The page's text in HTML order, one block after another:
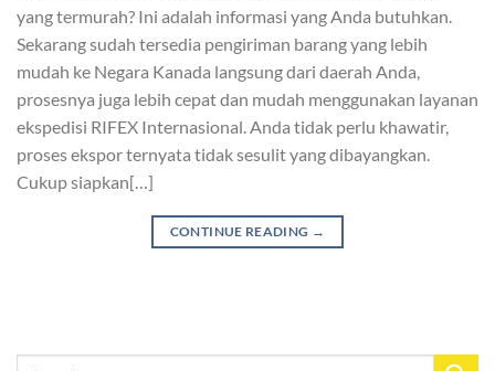
yang termurah? Ini adalah informasi yang Anda butuhkan.
Sekarang sudah tersedia pengiriman barang yang lebih
mudah ke Negara Kanada langsung dari daerah Anda,
prosesnya juga lebih cepat dan mudah menggunakan layanan
ekspedisi RIFEX Internasional. Anda tidak perlu khawatir,
proses ekspor ternyata tidak sesulit yang dibayangkan.
Cukup siapkan[…]
CONTINUE READING →